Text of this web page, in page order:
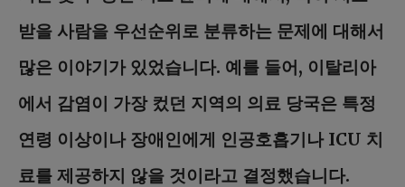
받을 사람을 우선순위로 분류하는 문제에 대해서
많은 이야기가 있었습니다. 예를 들어, 이탈리아
에서 감염이 가장 컸던 지역의 의료 당국은 특정
연령 이상이나 장애인에게 인공호흡기나 ICU 치
료를 제공하지 않을 것이라고 결정했습니다.